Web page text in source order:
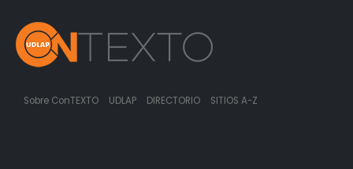
Sobre ConTEXTO UDLAP DIRECTORIO SITIOS A-Z